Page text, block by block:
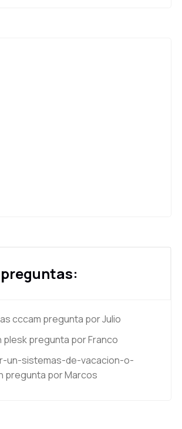
cccam pregunta por Julio
pleskpregunta por Franco
un-sistemas-de-vacacion-o-
pregunta por Marcos